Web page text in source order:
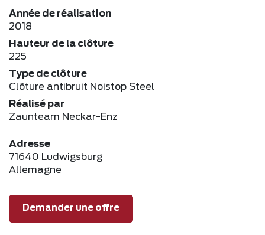
Année de réalisation
2018
Hauteur de la clôture
225
Type de clôture
Clôture antibruit Noistop Steel
Réalisé par
Zaunteam Neckar-Enz
Adresse
71640 Ludwigsburg
Allemagne
Demander une offre